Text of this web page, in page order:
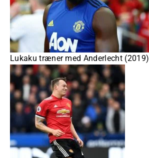
Lukaku træner med Anderlecht (2019)